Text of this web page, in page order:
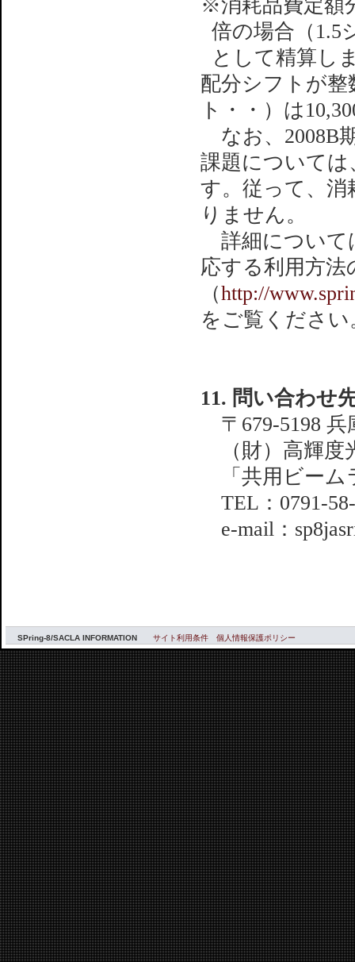
※消耗品費定額
倍の場合（1.5
として精算し
配分シフトが整
ト・・）は
なお、2008B
課題について
す。従って、消
りません。
詳細について
応する利用方
（http://
をご覧ください
11. 問い合わせ
〒679-5198 兵
（財）高輝度
「共用ビーム
TEL：0791-
e-mail：
SPring-8/SACLA INFORMATION サイト利用条件 個人情報保護ポリシー